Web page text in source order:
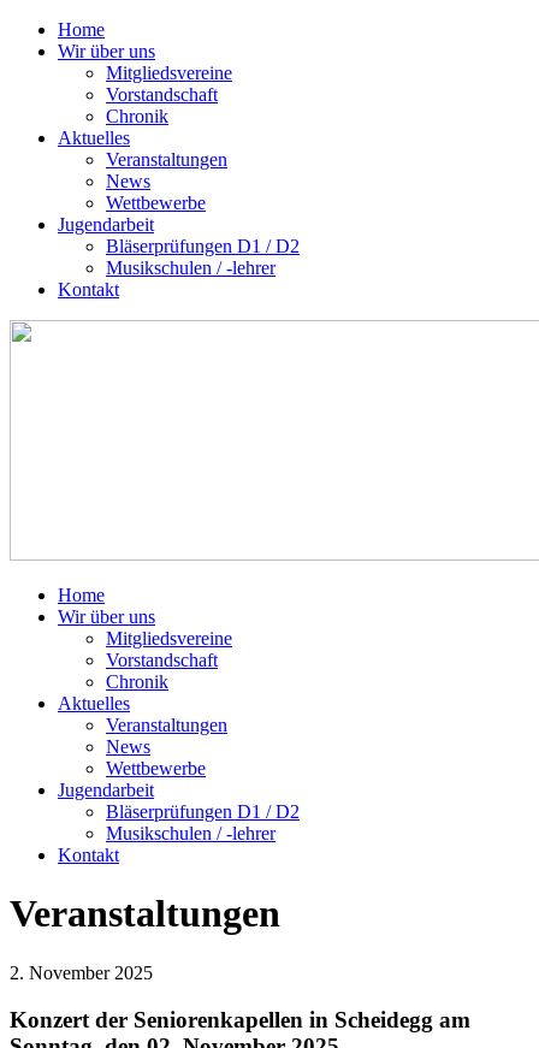
Home
Wir über uns
Mitgliedsvereine
Vorstandschaft
Chronik
Aktuelles
Veranstaltungen
News
Wettbewerbe
Jugendarbeit
Bläserprüfungen D1 / D2
Musikschulen / -lehrer
Kontakt
Bezirk 2 Sonthofen
Home
Wir über uns
Mitgliedsvereine
Vorstandschaft
Chronik
Aktuelles
Veranstaltungen
News
Wettbewerbe
Jugendarbeit
Bläserprüfungen D1 / D2
Musikschulen / -lehrer
Kontakt
Veranstaltungen
2. November 2025
Konzert der Seniorenkapellen in Scheidegg am